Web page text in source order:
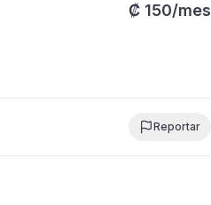
₡ 150/mes
Reportar